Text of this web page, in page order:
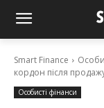
Smart Finance
кордон після
Особисті фінанси